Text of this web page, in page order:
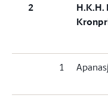
2
H.K.H.
1